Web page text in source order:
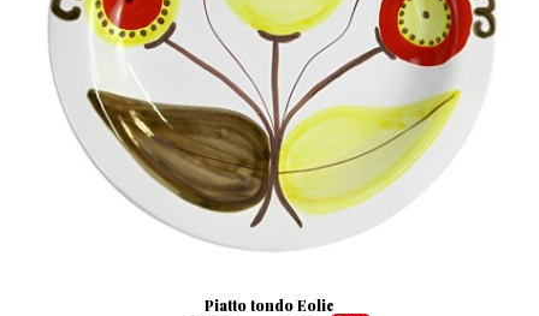
Piatto tondo Eolie